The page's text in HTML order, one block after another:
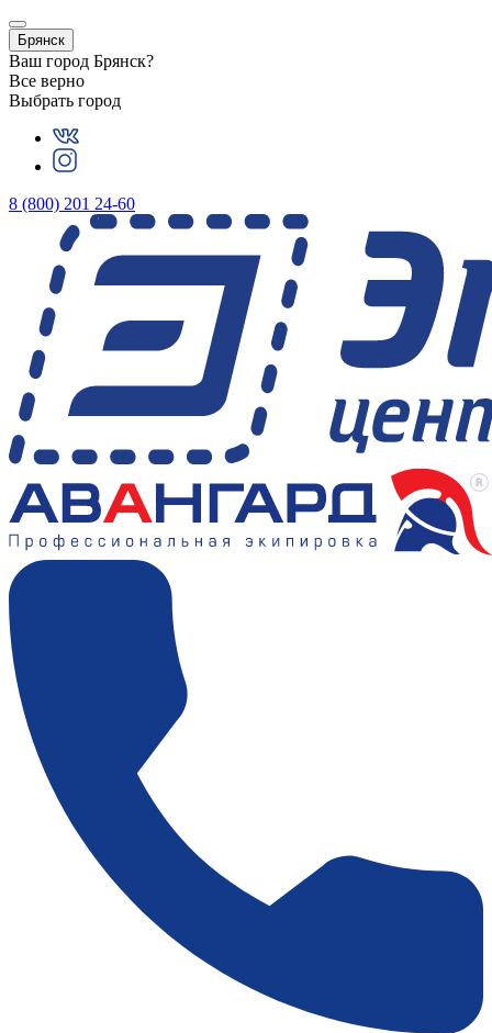
Брянск
Ваш город Брянск?
Все верно
Выбрать город
8 (800) 201 24-60